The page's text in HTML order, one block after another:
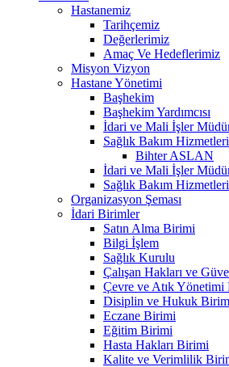
Hastanemiz
Tarihçemiz
Değerlerimiz
Amaç Ve Hedeflerimiz
Misyon Vizyon
Hastane Yönetimi
Başhekim
Başhekim Yardımcısı
İdari ve Mali İşler
Sağlık Bakım
Bihter ASLAN
İdari ve Mali İşler
Sağlık Bakım
Organizasyon Şeması
İdari Birimler
Satın Alma Birimi
Bilgi İşlem
Sağlık Kurulu
Çalışan Hakları ve
Çevre ve Atık Yönetimi
Disiplin ve Hukuk
Eczane Birimi
Eğitim Birimi
Hasta Hakları Birimi
Kalite ve Verimlilik